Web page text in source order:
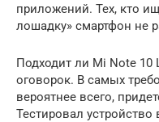
приложений. Тех, кто
лошадку» смартфон не
Подходит ли Mi Note 10
оговорок. В самых
вероятнее всего,
Тестировал